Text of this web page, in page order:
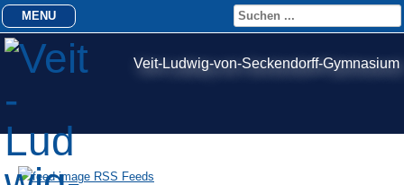
Veit-Ludwig-von-Seckendorff-Gymnasium
MENU
RSS Feeds